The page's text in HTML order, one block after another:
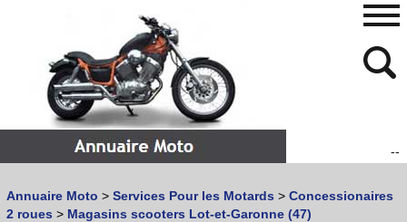
--
Vous recherchez un garage MOTOouSCOOTER?
480
768
Annuaire Moto > Services Pour les Motards > Concessionaires
2 roues > Magasins scooters Lot-et-Garonne (47)